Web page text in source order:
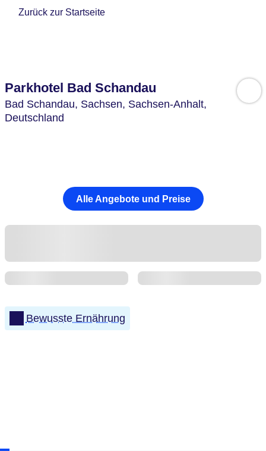
Zurück zur Startseite
Parkhotel Bad Schandau
Bad Schandau, Sachsen, Sachsen-Anhalt,
Deutschland
Alle Angebote und Preise
Bewusste Ernährung